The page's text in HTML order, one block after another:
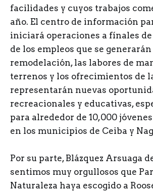
facilidades y cuyos trabajos
año. El centro de información
iniciará operaciones a fínales de
de los empleos que se
remodelación, las labores de
terrenos y los ofrecimientos de
representarán nuevas
recreacionales y educativas,
para alrededor de 10,000
en los municipios de Ceiba y
Por su parte, Blázquez Arsuaga
sentimos muy orgullosos que
Naturaleza haya escogido a